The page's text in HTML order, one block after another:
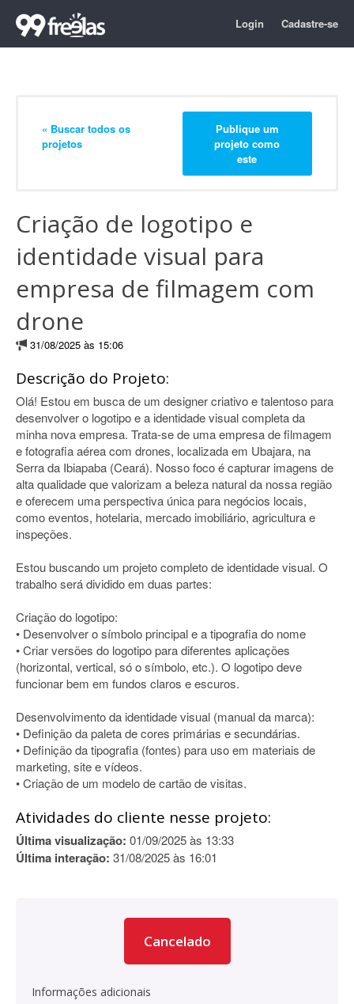
Login Cadastre-se
« Buscar todos os
projetos
Publique um
projeto como
este
Criação de logotipo e
identidade visual para
empresa de filmagem com
drone
31/08/2025 às 15:06
Descrição do Projeto:
Olá! Estou em busca de um designer criativo e talentoso para
desenvolver o logotipo e a identidade visual completa da
minha nova empresa. Trata-se de uma empresa de filmagem
e fotografia aérea com drones, localizada em Ubajara, na
Serra da Ibiapaba (Ceará). Nosso foco é capturar imagens de
alta qualidade que valorizam a beleza natural da nossa região
e oferecem uma perspectiva única para negócios locais,
como eventos, hotelaria, mercado imobiliário, agricultura e
inspeções.
Estou buscando um projeto completo de identidade visual. O
trabalho será dividido em duas partes:
Criação do logotipo:
• Desenvolver o símbolo principal e a tipografia do nome
• Criar versões do logotipo para diferentes aplicações
(horizontal, vertical, só o símbolo, etc.). O logotipo deve
funcionar bem em fundos claros e escuros.
Desenvolvimento da identidade visual (manual da marca):
• Definição da paleta de cores primárias e secundárias.
• Definição da tipografia (fontes) para uso em materiais de
marketing, site e vídeos.
• Criação de um modelo de cartão de visitas.
Atividades do cliente nesse projeto:
Última visualização: 01/09/2025 às 13:33
Última interação: 31/08/2025 às 16:01
Cancelado
Informações adicionais